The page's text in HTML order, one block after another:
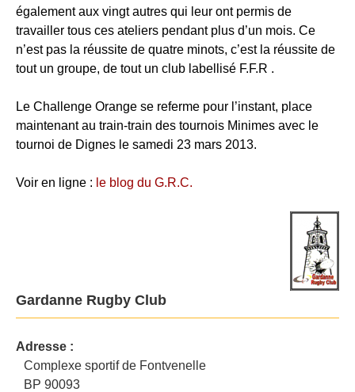
également aux vingt autres qui leur ont permis de
travailler tous ces ateliers pendant plus d’un mois. Ce
n’est pas la réussite de quatre minots, c’est la réussite de
tout un groupe, de tout un club labellisé F.F.R .
Le Challenge Orange se referme pour l’instant, place
maintenant au train-train des tournois Minimes avec le
tournoi de Dignes le samedi 23 mars 2013.
Voir en ligne : le blog du G.R.C.
Gardanne Rugby Club
Adresse :
Complexe sportif de Fontvenelle
BP 90093